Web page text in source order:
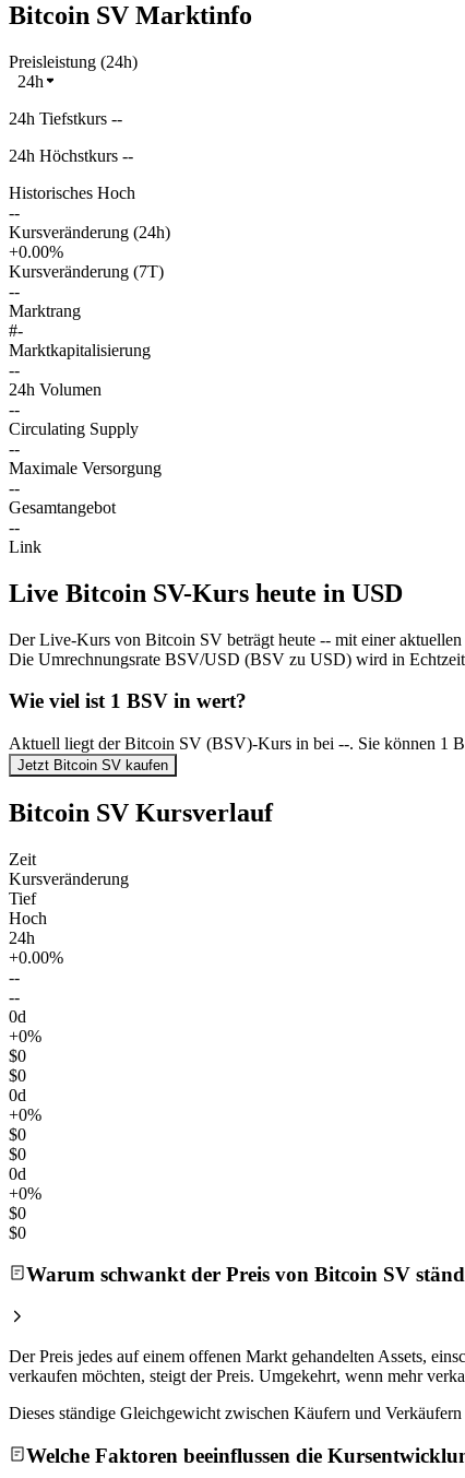
Bitcoin SV Marktinfo
Preisleistung (24h)
24h
24h Tiefstkurs --
24h Höchstkurs --
Historisches Hoch
--
Kursveränderung (24h)
+0.00%
Kursveränderung (7T)
--
Marktrang
#-
Marktkapitalisierung
--
24h Volumen
--
Circulating Supply
--
Maximale Versorgung
--
Gesamtangebot
--
Link
Live Bitcoin SV-Kurs heute in USD
Der Live-Kurs von Bitcoin SV beträgt heute -- mit einer
Die Umrechnungsrate BSV/USD (BSV zu USD) wird in
Wie viel ist 1 BSV in wert?
Aktuell liegt der Bitcoin SV (BSV)-Kurs in bei --. Sie können 1
Jetzt Bitcoin SV kaufen
Bitcoin SV Kursverlauf
Zeit
Kursveränderung
Tief
Hoch
24h
+0.00%
--
--
0d
+0%
$0
$0
0d
+0%
$0
$0
0d
+0%
$0
$0
Warum schwankt der Preis von Bitcoin SV
Der Preis jedes auf einem offenen Markt gehandelten Assets,
verkaufen möchten, steigt der Preis. Umgekehrt, wenn mehr
Dieses ständige Gleichgewicht zwischen Käufern und
Welche Faktoren beeinflussen die